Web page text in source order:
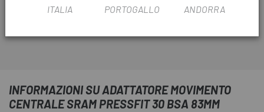
press fit
INFORMAZIONI SU ADATTATORE MOVIMENTO
CENTRALE SRAM PRESSFIT 30 BSA 83MM
ITALIA PORTOGALLO ANDORRA